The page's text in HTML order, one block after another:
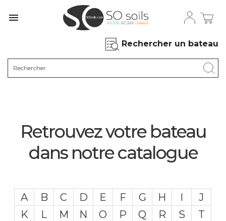

Rechercher un bateau
Retrouvez votre bateau
dans notre catalogue
A B C D E F G H I
J
K
L M N O P Q R S
T